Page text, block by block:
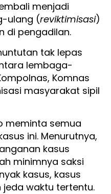
menjadi
ulang (reviktimisasi)
di pengadilan.
tak lepas
lembaga-
Komnas
masyarakat sipil
meminta semua
ini. Menurutnya,
kasus
minimnya saksi
kasus, kasus
waktu tertentu.